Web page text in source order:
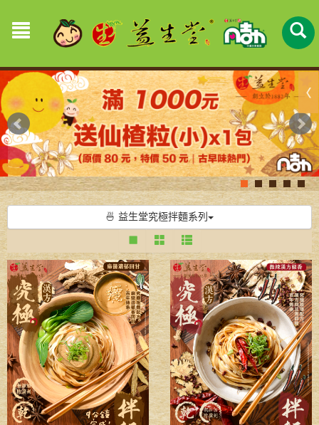
🍜 益生堂究極拌麵系列